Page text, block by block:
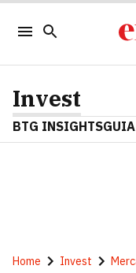
Invest
BTG INSIGHTS
Home Invest